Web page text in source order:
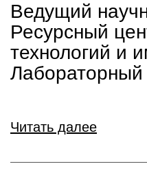
Ведущий
Ресурсный
технологий и
Лабораторный
Читать далее